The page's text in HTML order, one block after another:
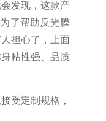
发现，这款产
了帮助反光膜
担心了，上面
粘性强、品质
受定制规格，